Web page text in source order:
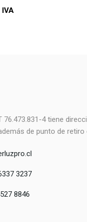
76.473.831-4 tiene
de punto de
3237
8846